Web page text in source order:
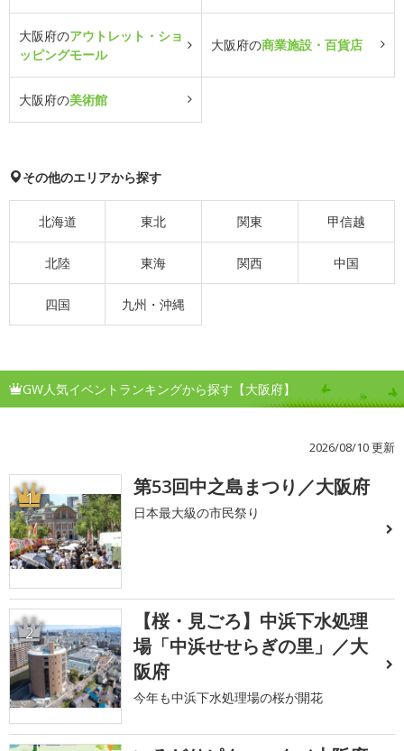
大阪府のアウトレット・ショ
ッピングモール
大阪府の商業施設・百貨店
大阪府の美術館
その他のエリアから探す
北海道 東北 関東 甲信越
北陸 東海 関西 中国
四国 九州・沖縄
GW人気イベントランキングから探す【大阪府】
2026/08/10 更新
1 第53回中之島まつり／大阪府
日本最大級の市民祭り
2
【桜・見ごろ】中浜下水処理
場「中浜せせらぎの里」／大
阪府
今年も中浜下水処理場の桜が開花